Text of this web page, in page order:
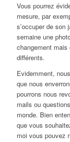
Vous pourrez
mesure, par
s’occuper de son
semaine une
changement
différents.
Evidemment,
que nous
pourrons nous
mails ou
monde. Bien
que vous
moi vous pouvez